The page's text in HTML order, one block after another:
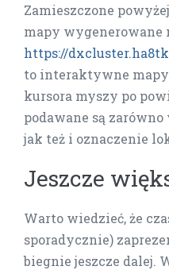
Zamieszczone
mapy wygenerowane
https://
to interaktywne mapy
kursora myszy po
podawane są zarówno
jak też i oznaczenie
Jeszcze
Warto wiedzieć, że
sporadycznie)
biegnie jeszcze dalej.